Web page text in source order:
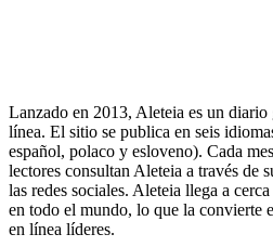
Lanzado en 2013, Aleteia es un
línea. El sitio se publica en seis
español, polaco y esloveno). Cada
lectores consultan Aleteia a través de
las redes sociales. Aleteia llega a
en todo el mundo, lo que la convierte
en línea líderes.